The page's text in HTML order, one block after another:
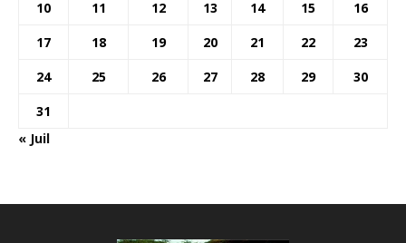
10
11 12 13 14 15
16
17
18 19 20 21 22
23
24
25 26 27 28 29
30
31
« Juil